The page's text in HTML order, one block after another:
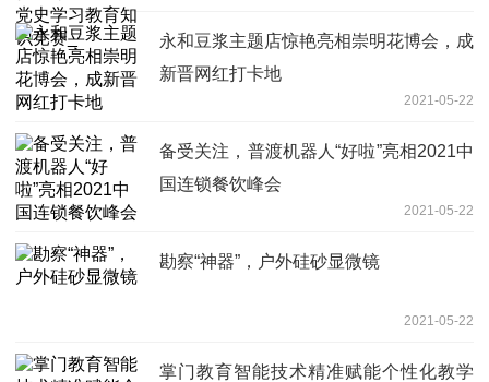
永和豆浆主题店惊艳亮相崇明花博会，成
新晋网红打卡地
2021-05-22
备受关注，普渡机器人“好啦”亮相2021中
国连锁餐饮峰会
2021-05-22
勘察“神器”，户外硅砂显微镜
2021-05-22
掌门教育智能技术精准赋能个性化教学